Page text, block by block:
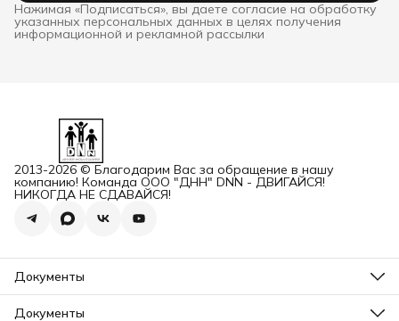
Нажимая «Подписаться», вы даете согласие на обработку
указанных персональных данных в целях получения
информационной и рекламной рассылки
2013-2026 © Благодарим Вас за обращение в нашу
компанию! Команда ООО "ДНН" DNN - ДВИГАЙСЯ!
НИКОГДА НЕ СДАВАЙСЯ!
Документы
Карточка ООО ДННСПОРТ
Документы